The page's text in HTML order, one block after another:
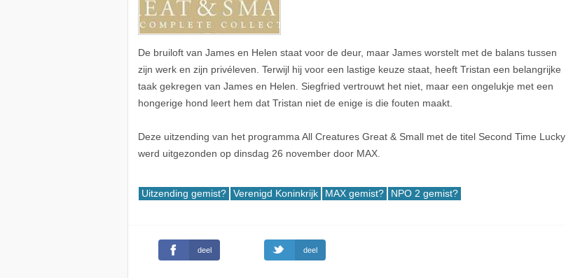
De bruiloft van James en Helen staat voor de deur, maar James worstelt met de balans tussen
zijn werk en zijn privéleven. Terwijl hij voor een lastige keuze staat, heeft Tristan een belangrijke
taak gekregen van James en Helen. Siegfried vertrouwt het niet, maar een ongelukje met een
hongerige hond leert hem dat Tristan niet de enige is die fouten maakt.
Deze uitzending van het programma All Creatures Great & Small met de titel Second Time Lucky
werd uitgezonden op dinsdag 26 november door MAX.
Uitzending gemist? Verenigd Koninkrijk MAX gemist? NPO 2 gemist?
deel deel